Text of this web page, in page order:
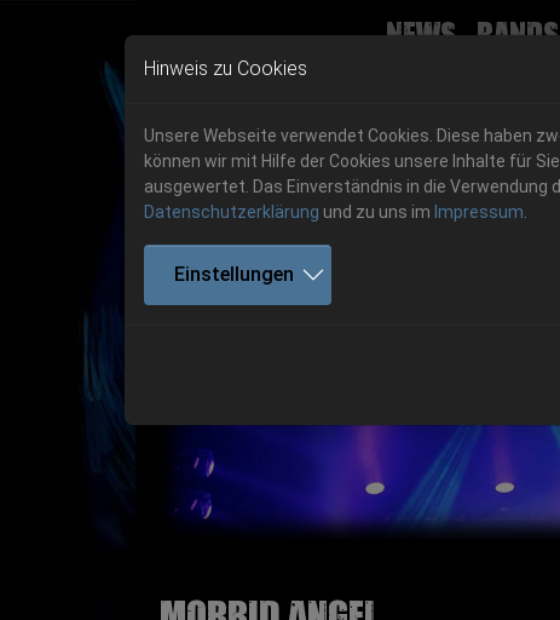
Skip to main navigation
Skip to main content
Skip to page footer
News
06.-08. August 2026
Get your tickets!
06.-08. August 2026
Hell Is Here
Get your tickets!
Previous
Hinweis zu Cookies
Unsere Webseite verwendet Cookies. Diese haben
können wir mit Hilfe der Cookies unsere Inhalte für
ausgewertet. Das Einverständnis in die Verwendung
Datenschutzerklärung und zu uns im Impressum
Einstellungen